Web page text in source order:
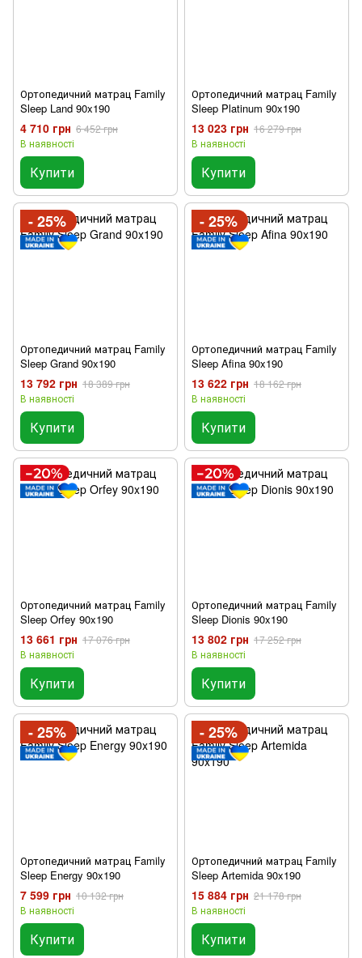
Ортопедичний матрац Family
Sleep Land 90x190
4 710 грн 6 452 грн
В наявності
Купити
Ортопедичний матрац Family
Sleep Platinum 90x190
13 023 грн 16 279 грн
В наявності
Купити
- 25%
Ортопедичний матрац Family
Sleep Grand 90x190
13 792 грн 18 389 грн
В наявності
Купити
- 25%
Ортопедичний матрац Family
Sleep Afina 90x190
13 622 грн 18 162 грн
В наявності
Купити
Ортопедичний матрац Family
Sleep Orfey 90x190
13 661 грн 17 076 грн
В наявності
Купити
Ортопедичний матрац Family
Sleep Dionis 90x190
13 802 грн 17 252 грн
В наявності
Купити
- 25%
Ортопедичний матрац Family
Sleep Energy 90x190
7 599 грн 10 132 грн
В наявності
Купити
- 25%
Ортопедичний матрац Family
Sleep Artemida 90x190
15 884 грн 21 178 грн
В наявності
Купити